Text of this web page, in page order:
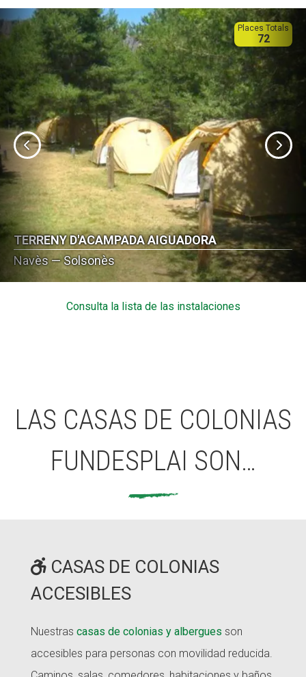
TERRENY D'ACAMPADA AIGUADORA
Navès — Solsonès
Places Totals
72
Consulta la lista de las instalaciones
LAS CASAS DE COLONIAS
FUNDESPLAI SON…
CASAS DE COLONIAS
ACCESIBLES
Nuestras casas de colonias y albergues son
accesibles para personas con movilidad reducida.